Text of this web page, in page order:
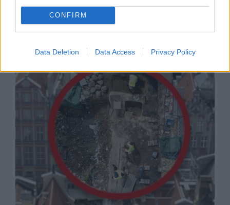
CONFIRM
Data Deletion Data Access Privacy Policy
Русия започна да внася петролни
продукти от Южна Корея.
07.08.2026 / 17:05